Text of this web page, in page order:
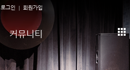
로그인 회원가입
커뮤니티